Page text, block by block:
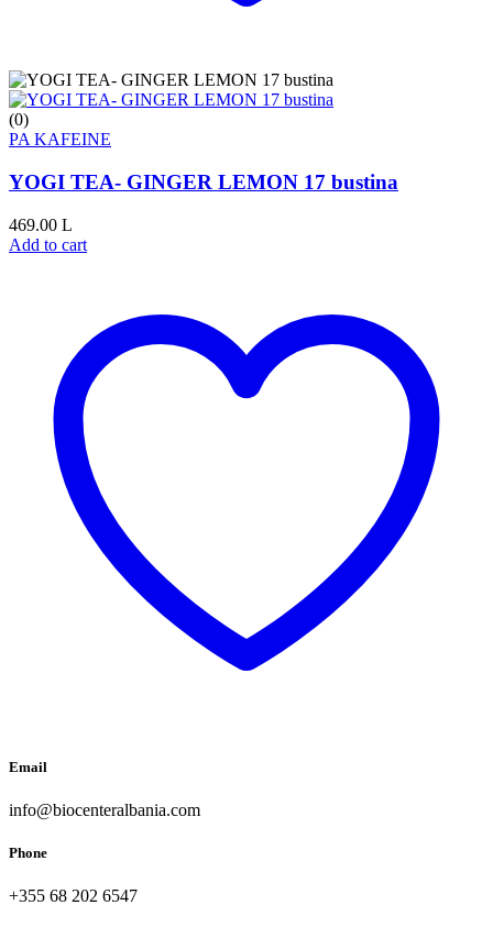
(0)
PA KAFEINE
YOGI TEA- GINGER LEMON 17 bustina
469.00 L
Add to cart
Email
info@biocenteralbania.com
Phone
+355 68 202 6547